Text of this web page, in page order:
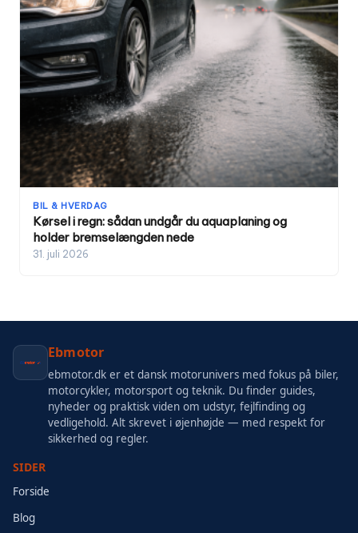
BIL & HVERDAG
Kørsel i regn: sådan undgår du aquaplaning og
holder bremselængden nede
31. juli 2026
Ebmotor
ebmotor.dk er et dansk motorunivers med fokus på biler,
motorcykler, motorsport og teknik. Du finder guides,
nyheder og praktisk viden om udstyr, fejlfinding og
vedligehold. Alt skrevet i øjenhøjde — med respekt for
sikkerhed og regler.
SIDER
Forside
Blog